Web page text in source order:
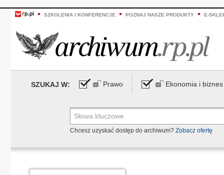
SZKOLENIA I KONFERENCJE POZNAJ NASZE PRODUKTY E-
SZUKAJ W: Prawo Ekonomia i biznes
Chcesz uzyskać dostęp do archiwum? Zobacz ofertę